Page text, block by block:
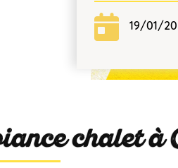
19/01/
chalet à